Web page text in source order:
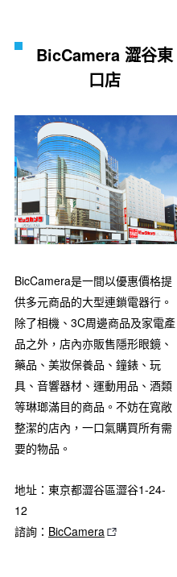
BicCamera 澀谷東
口店
BicCamera是一間以優惠價格提
供多元商品的大型連鎖電器行。
除了相機、3C周邊商品及家電產
品之外，店內亦販售隱形眼鏡、
藥品、美妝保養品、鐘錶、玩
具、音響器材、運動用品、酒類
等琳瑯滿目的商品。不妨在寬敞
整潔的店內，一口氣購買所有需
要的物品。
地址：東京都澀谷區澀谷1-24-
12
諮詢： BicCamera